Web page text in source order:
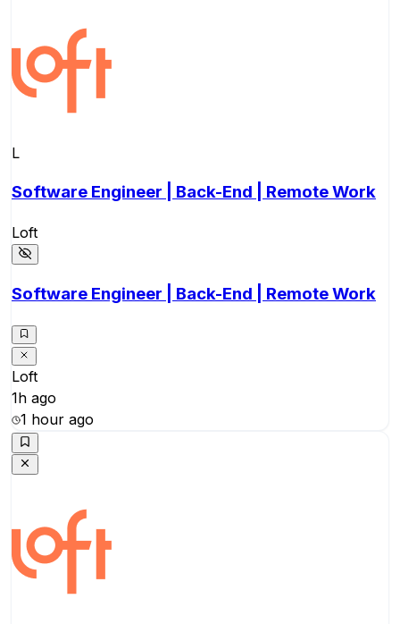
L
Software Engineer | Back-End | Remote Work
Loft
Software Engineer | Back-End | Remote Work
Loft
1h ago
1 hour ago